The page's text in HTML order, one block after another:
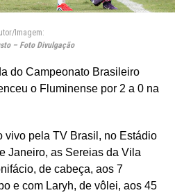
Imagem:
– Foto Divulgação
do Campeonato Brasileiro
o Fluminense por 2 a 0 na
vivo pela TV Brasil, no Estádio
Janeiro, as Sereias da Vila
de cabeça, aos 7
e com Laryh, de vôlei, aos 45